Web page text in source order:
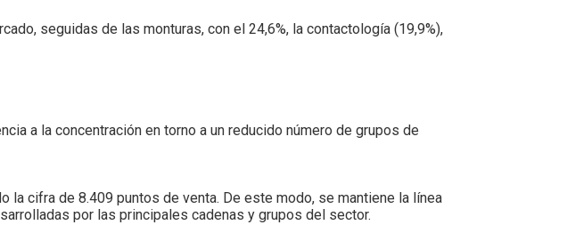
seguidas de las monturas, con el 24,6%, la contactología (19,9%),
a la concentración en torno a un reducido número de grupos de
la cifra de 8.409 puntos de venta. De este modo, se mantiene la línea
por las principales cadenas y grupos del sector.